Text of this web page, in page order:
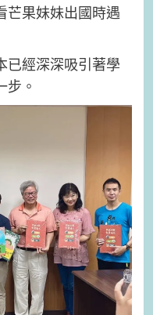
芒果妹妹出國時遇
已經深深吸引著學
步。